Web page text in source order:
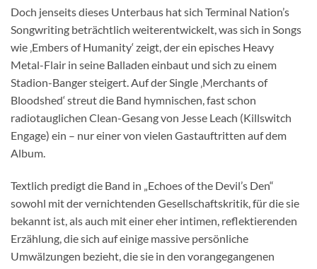
Doch jenseits dieses Unterbaus hat sich Terminal Nation’s
Songwriting beträchtlich weiterentwickelt, was sich in Songs
wie ‚Embers of Humanity‘ zeigt, der ein episches Heavy
Metal-Flair in seine Balladen einbaut und sich zu einem
Stadion-Banger steigert. Auf der Single ‚Merchants of
Bloodshed‘ streut die Band hymnischen, fast schon
radiotauglichen Clean-Gesang von Jesse Leach (Killswitch
Engage) ein – nur einer von vielen Gastauftritten auf dem
Album.
Textlich predigt die Band in „Echoes of the Devil’s Den“
sowohl mit der vernichtenden Gesellschaftskritik, für die sie
bekannt ist, als auch mit einer eher intimen, reflektierenden
Erzählung, die sich auf einige massive persönliche
Umwälzungen bezieht, die sie in den vorangegangenen